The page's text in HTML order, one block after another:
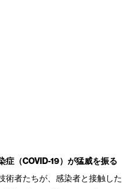
症（COVID-19）が猛威を振る
術者たちが、感染者と接触した